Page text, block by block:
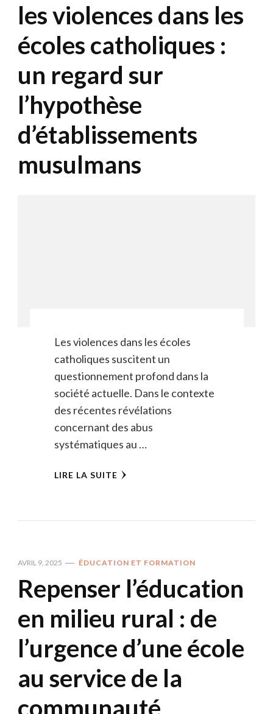
les violences dans les
écoles catholiques :
un regard sur
l’hypothèse
d’établissements
musulmans
Les violences dans les écoles
catholiques suscitent un
questionnement profond dans la
société actuelle. Dans le contexte
des récentes révélations
concernant des abus
systématiques au …
LIRE LA SUITE
AVRIL 9, 2025 ÉDUCATION ET FORMATION
Repenser l’éducation
en milieu rural : de
l’urgence d’une école
au service de la
communauté